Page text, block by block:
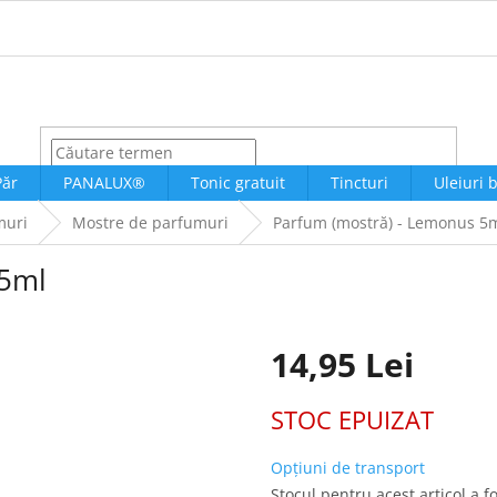
PANALUX® Tonic gratuit Tincturi Uleiuri
Mostre de parfumuri Parfum (mostră) - Lemonus
14,95 Lei
preţ:
STOC EPUIZAT
Opțiuni de transport